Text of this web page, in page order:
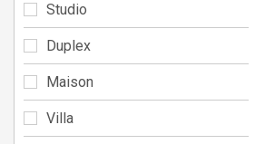
Studio
Duplex
Maison
Villa